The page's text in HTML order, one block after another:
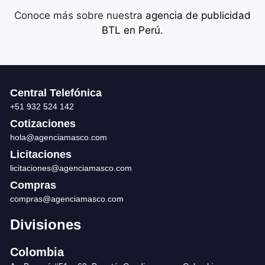
Conoce más sobre nuestra agencia de publicidad
BTL en Perú.
Central Telefónica
+51 932 524 142
Cotizaciones
hola@agenciamasco.com
Licitaciones
licitaciones@agenciamasco.com
Compras
compras@agenciamasco.com
Divisiones
Colombia